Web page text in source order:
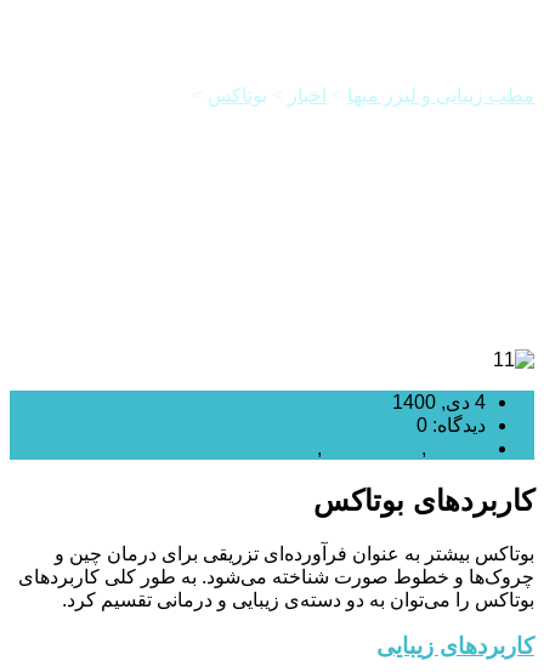
مطب زیبایی و لیزر میها اخبار بوتاکس
4 دی, 1400
دیدگاه: 0
,
,
کاربردهای بوتاکس
بوتاکس بیشتر به عنوان فرآورده‌ای تزریقی برای درمان چین و
چروک‌ها و خطوط صورت شناخته می‌شود. به طور کلی کاربردهای
بوتاکس را می‌توان به دو دسته‌ی زیبایی و درمانی تقسیم کرد.
کاربردهای زیبایی